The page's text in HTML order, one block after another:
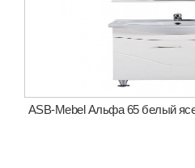
ASB-Mebel Альфа 65 белый